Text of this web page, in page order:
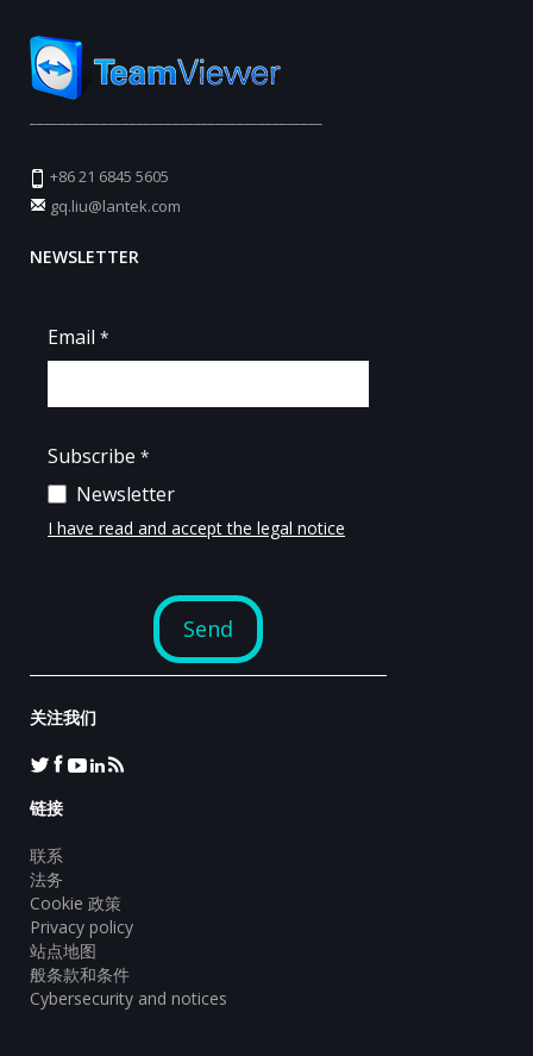
+86 21 6845 5605
gq.liu@lantek.com
NEWSLETTER
关注我们
链接
联系
法务
Cookie 政策
Privacy policy
站点地图
般条款和条件
Cybersecurity and notices